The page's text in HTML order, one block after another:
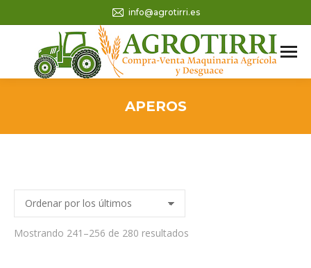
info@agrotirri.es
APEROS
Mostrando 241–256 de 280 resultados